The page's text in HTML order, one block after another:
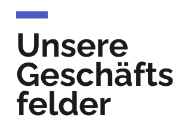
Unsere
Geschäfts
felder